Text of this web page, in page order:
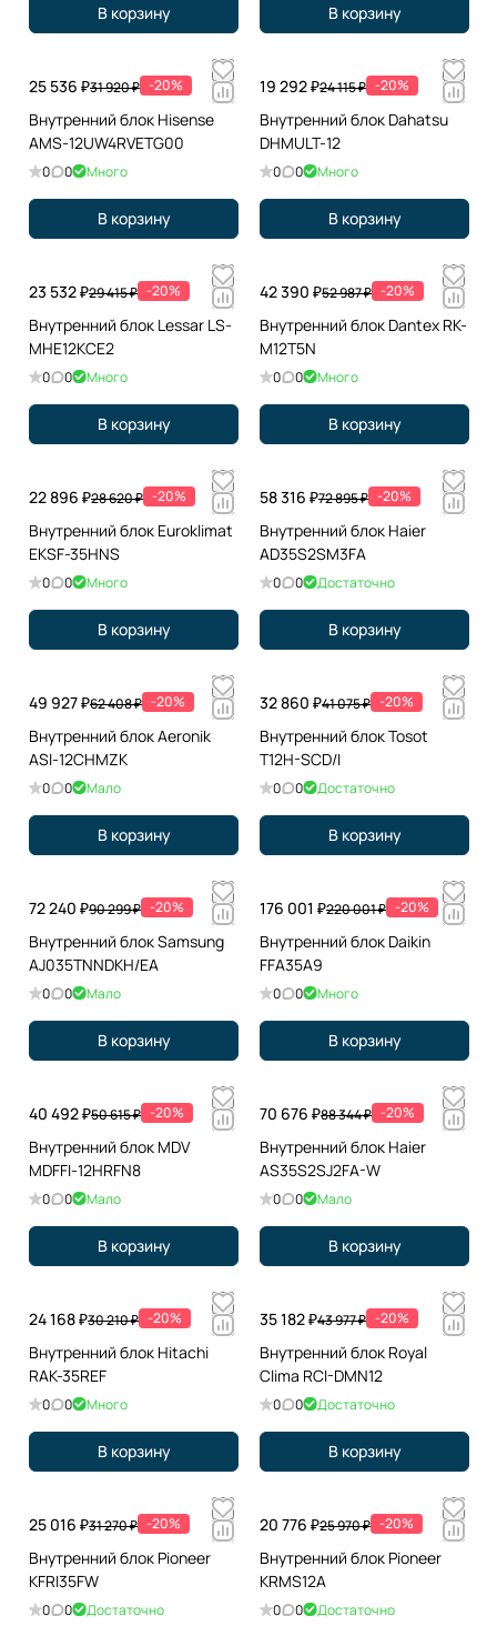
В корзину В корзину
25 536 ₽31 920 ₽ -20%
Внутренний блок Hisense
AMS-12UW4RVETG00
0 0 Много
В корзину
19 292 ₽24 115 ₽ -20%
Внутренний блок Dahatsu
DHMULT-12
0 0 Много
В корзину
23 532 ₽29 415 ₽ -20%
Внутренний блок Lessar LS-
MHE12KCE2
0 0 Много
В корзину
42 390 ₽52 987 ₽ -20%
Внутренний блок Dantex RK-
M12T5N
0 0 Много
В корзину
22 896 ₽28 620 ₽ -20%
Внутренний блок Euroklimat
EKSF-35HNS
0 0 Много
В корзину
58 316 ₽72 895 ₽ -20%
Внутренний блок Haier
AD35S2SM3FA
0 0 Достаточно
В корзину
49 927 ₽62 408 ₽ -20%
Внутренний блок Aeronik
ASI-12CHMZK
0 0 Мало
В корзину
32 860 ₽41 075 ₽ -20%
Внутренний блок Tosot
T12H-SCD/I
0 0 Достаточно
В корзину
72 240 ₽90 299 ₽ -20%
Внутренний блок Samsung
AJ035TNNDKH/EA
0 0 Мало
В корзину
176 001 ₽220 001 ₽ -20%
Внутренний блок Daikin
FFA35A9
0 0 Много
В корзину
40 492 ₽50 615 ₽ -20%
Внутренний блок MDV
MDFFI-12HRFN8
0 0 Мало
В корзину
70 676 ₽88 344 ₽ -20%
Внутренний блок Haier
AS35S2SJ2FA-W
0 0 Мало
В корзину
24 168 ₽30 210 ₽ -20%
Внутренний блок Hitachi
RAK-35REF
0 0 Много
В корзину
35 182 ₽43 977 ₽ -20%
Внутренний блок Royal
Clima RCI-DMN12
0 0 Достаточно
В корзину
25 016 ₽31 270 ₽ -20%
Внутренний блок Pioneer
KFRI35FW
0 0 Достаточно
20 776 ₽25 970 ₽ -20%
Внутренний блок Pioneer
KRMS12A
0 0 Достаточно